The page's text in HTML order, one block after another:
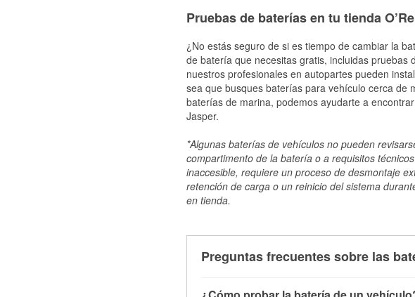
Pruebas de baterías en tu tienda
¿No estás seguro de si es tiempo de cambiar la
de batería que necesitas gratis, incluidas
nuestros profesionales en autopartes pueden
sea que busques baterías para vehículo cerca de
baterías de marina, podemos ayudarte a
Jasper.
*Algunas baterías de vehículos no pueden
compartimento de la batería o a requisitos
inaccesible, requiere un proceso de desmontaje
retención de carga o un reinicio del sistema
en tienda.
Preguntas frecuentes sobre las